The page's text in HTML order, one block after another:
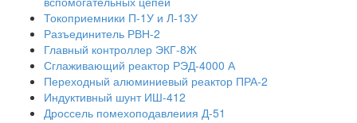
Токоприемники П-1У и Л-13У
Разъединитель РВН-2
Главный контроллер ЭКГ-8Ж
Сглаживающий реактор РЭД-4000 А
Переходный алюминиевый реактор ПРА-2
Индуктивный шунт ИШ-412
Дроссель помехоподавлеиия Д-51